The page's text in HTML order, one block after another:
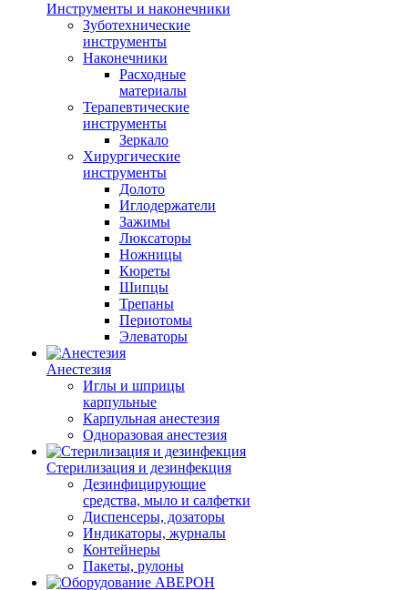
Инструменты и наконечники
Зуботехнические
инструменты
Наконечники
Расходные
материалы
Терапевтические
инструменты
Зеркало
Хирургические
инструменты
Долото
Иглодержатели
Зажимы
Люксаторы
Ножницы
Кюреты
Шипцы
Трепаны
Периотомы
Элеваторы
Анестезия
Иглы и шприцы
карпульные
Карпульная анестезия
Одноразовая анестезия
Стерилизация и дезинфекция
Дезинфицирующие
средства, мыло и салфетки
Диспенсеры, дозаторы
Индикаторы, журналы
Контейнеры
Пакеты, рулоны